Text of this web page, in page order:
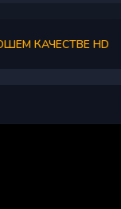
КАЧЕСТВЕ HD